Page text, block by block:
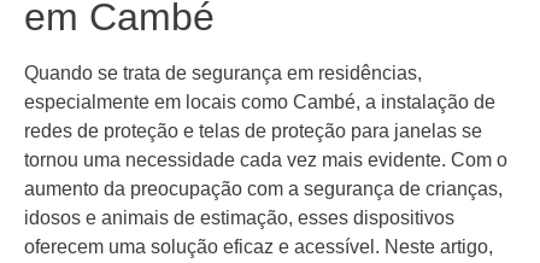
em Cambé
Quando se trata de segurança em residências,
especialmente em locais como Cambé, a instalação de
redes de proteção e telas de proteção para janelas se
tornou uma necessidade cada vez mais evidente. Com o
aumento da preocupação com a segurança de crianças,
idosos e animais de estimação, esses dispositivos
oferecem uma solução eficaz e acessível. Neste artigo,